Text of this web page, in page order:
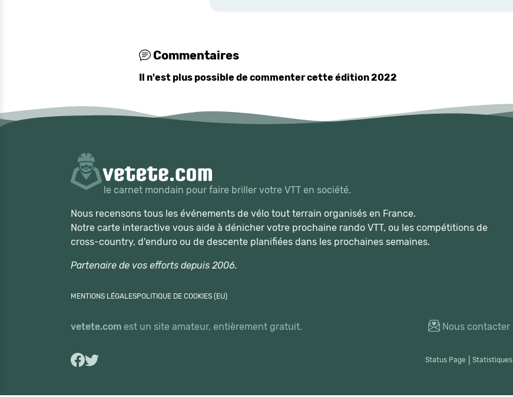
Commentaires
Il n'est plus possible de commenter cette édition 2022
le carnet mondain pour faire briller votre VTT en société.
Nous recensons tous les événements de vélo tout terrain organisés en France.
Notre carte interactive vous aide à dénicher votre prochaine rando VTT, ou les compétitions de
cross-country, d'enduro ou de descente planifiées dans les prochaines semaines.
Partenaire de vos efforts depuis 2006.
MENTIONS LÉGALESPOLITIQUE DE COOKIES (EU)
vetete.com est un site amateur, entièrement gratuit. Nous contacter
Status Page Statistiques